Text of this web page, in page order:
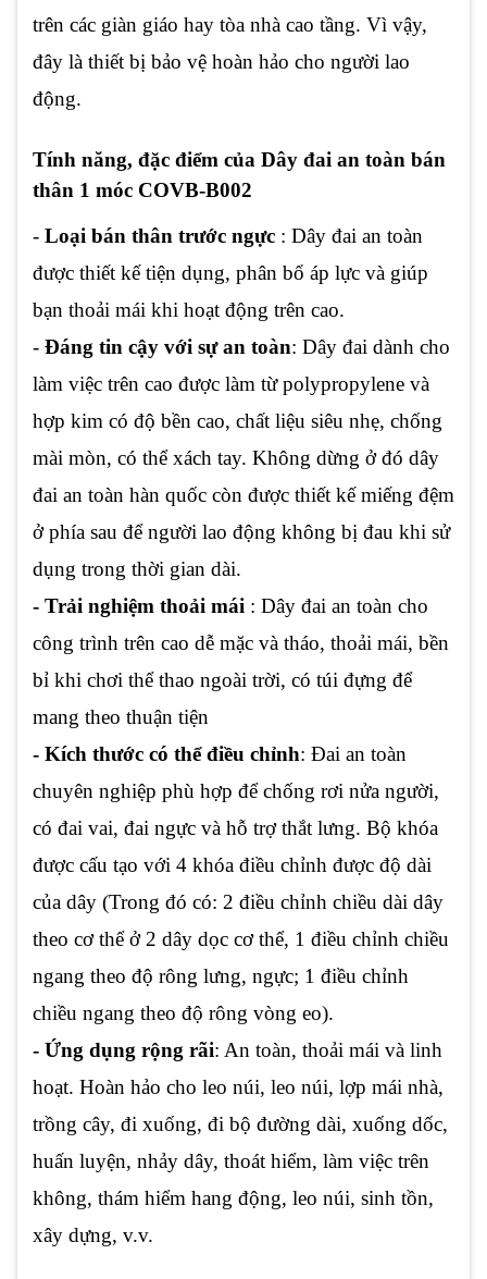
trên các giàn giáo hay tòa nhà cao tầng. Vì vậy,
đây là thiết bị bảo vệ hoàn hảo cho người lao
động.
Tính năng, đặc điểm của Dây đai an toàn bán
thân 1 móc COVB-B002
- Loại bán thân trước ngực : Dây đai an toàn
được thiết kế tiện dụng, phân bổ áp lực và giúp
bạn thoải mái khi hoạt động trên cao.
- Đáng tin cậy với sự an toàn: Dây đai dành cho
làm việc trên cao được làm từ polypropylene và
hợp kim có độ bền cao, chất liệu siêu nhẹ, chống
mài mòn, có thể xách tay. Không dừng ở đó dây
đai an toàn hàn quốc còn được thiết kế miếng đệm
ở phía sau để người lao động không bị đau khi sử
dụng trong thời gian dài.
- Trải nghiệm thoải mái : Dây đai an toàn cho
công trình trên cao dễ mặc và tháo, thoải mái, bền
bỉ khi chơi thể thao ngoài trời, có túi đựng để
mang theo thuận tiện
- Kích thước có thể điều chỉnh: Đai an toàn
chuyên nghiệp phù hợp để chống rơi nửa người,
có đai vai, đai ngực và hỗ trợ thắt lưng. Bộ khóa
được cấu tạo với 4 khóa điều chỉnh được độ dài
của dây (Trong đó có: 2 điều chỉnh chiều dài dây
theo cơ thể ở 2 dây dọc cơ thể, 1 điều chỉnh chiều
ngang theo độ rông lưng, ngực; 1 điều chỉnh
chiều ngang theo độ rông vòng eo).
- Ứng dụng rộng rãi: An toàn, thoải mái và linh
hoạt. Hoàn hảo cho leo núi, leo núi, lợp mái nhà,
trồng cây, đi xuống, đi bộ đường dài, xuống dốc,
huấn luyện, nhảy dây, thoát hiểm, làm việc trên
không, thám hiểm hang động, leo núi, sinh tồn,
xây dựng, v.v.